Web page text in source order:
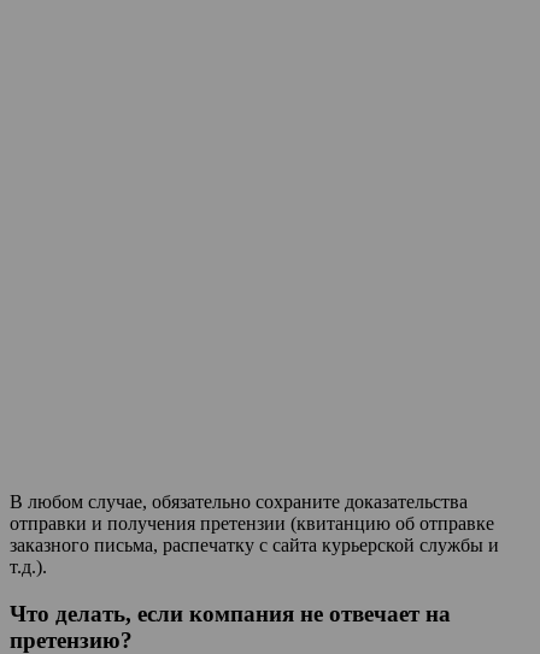
В любом случае, обязательно сохраните доказательства
отправки и получения претензии (квитанцию об отправке
заказного письма, распечатку с сайта курьерской службы и
т.д.).
Что делать, если компания не отвечает на
претензию?